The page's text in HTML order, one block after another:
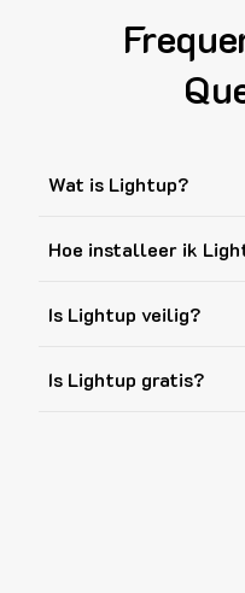
Wat is Lightup?
Hoe installeer ik
Is Lightup veilig?
Is Lightup gratis?